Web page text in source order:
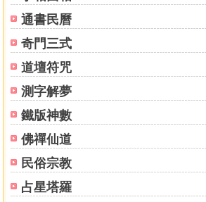
通書民曆
奇門三式
道壇符咒
測字解夢
鐵版神數
佛禪仙道
民俗宗教
占星塔羅
第七節 太極與陰陽
第八節 理象數的運用
第九節 河圖、洛書及八卦
第三章 各風水地理學派介紹
壹、八宅明鏡陽宅法
貳、大三元陽宅法
參、陽宅三要陽宅法
肆、紫白飛星陽宅法
伍、三合派陽宅學
陸、玄空飛星陽宅法
柒、後天派陽宅學
捌、九星陽宅學